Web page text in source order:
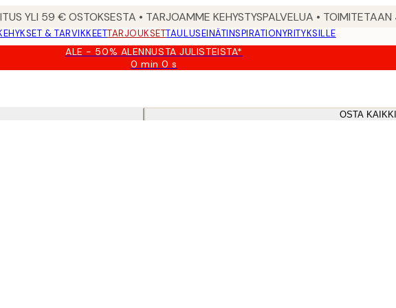
YLI 59 € OSTOKSESTA • TARJOAMME KEHYSTYSPALVELUA •
& TARVIKKEETTARJOUKSETTAULUSEINÄTINSPIRATIONYRITYKSILLE
ALE - 50% ALENNUSTA JULISTEISTA*
0 min0 s
Voimassa
08-
OSTA KAIKKI